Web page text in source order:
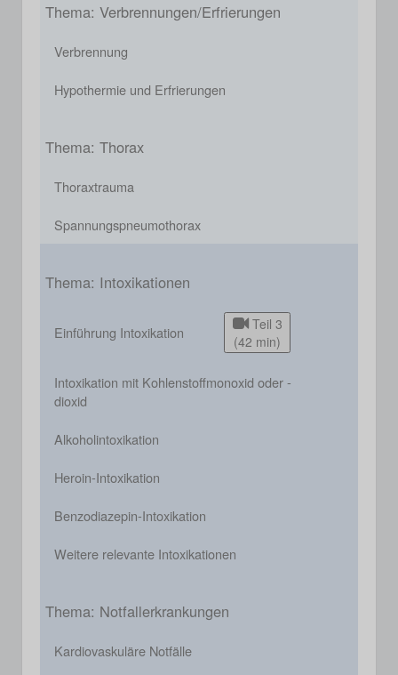
Thema: Verbrennungen/Erfrierungen
Verbrennung
Hypothermie und Erfrierungen
Thema: Thorax
Thoraxtrauma
Spannungspneumothorax
Thema: Intoxikationen
Einführung Intoxikation
Teil 3
(42 min)
Intoxikation mit Kohlenstoffmonoxid oder -
dioxid
Alkoholintoxikation
Heroin-Intoxikation
Benzodiazepin-Intoxikation
Weitere relevante Intoxikationen
Thema: Notfallerkrankungen
Kardiovaskuläre Notfälle